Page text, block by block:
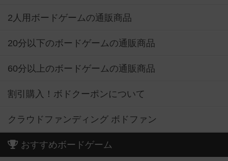
2人用ボードゲームの通販商品
20分以下のボードゲームの通販商品
60分以上のボードゲームの通販商品
割引購入！ボドクーポンについて
クラウドファンディング ボドファン
おすすめボードゲーム